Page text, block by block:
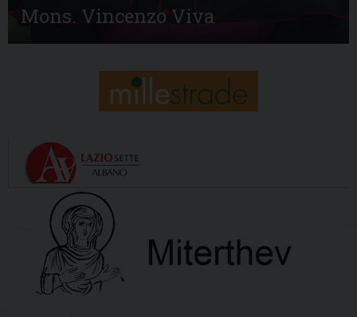
Mons. Vincenzo Viva